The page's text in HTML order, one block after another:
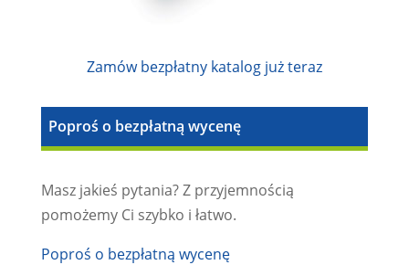
Zamów bezpłatny katalog już teraz
Poproś o bezpłatną wycenę
Masz jakieś pytania? Z przyjemnością
pomożemy Ci szybko i łatwo.
Poproś o bezpłatną wycenę